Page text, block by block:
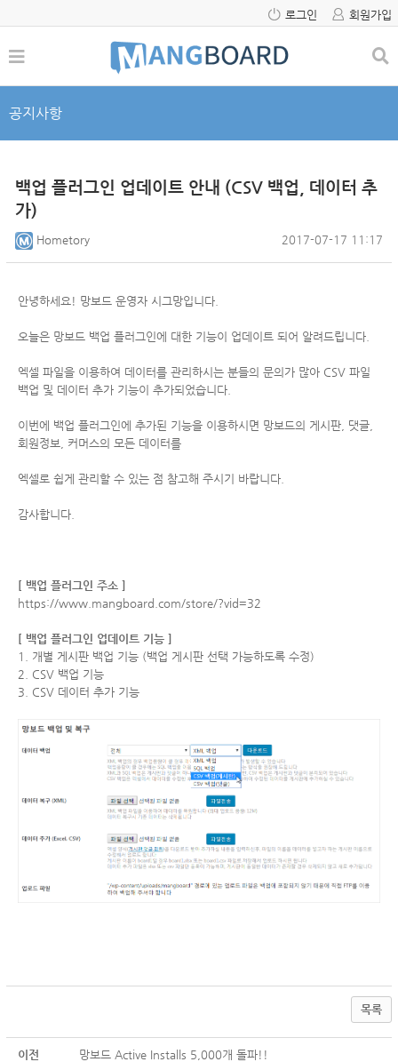
로그인 회원가입
공지사항
백업 플러그인 업데이트 안내 (CSV 백업, 데이터 추
가)
Hometory 2017-07-17 11:17
안녕하세요! 망보드 운영자 시그망입니다.
오늘은 망보드 백업 플러그인에 대한 기능이 업데이트 되어 알려드립니다.
엑셀 파일을 이용하여 데이터를 관리하시는 분들의 문의가 많아 CSV 파일
백업 및 데이터 추가 기능이 추가되었습니다.
이번에 백업 플러그인에 추가된 기능을 이용하시면 망보드의 게시판, 댓글,
회원정보, 커머스의 모든 데이터를
엑셀로 쉽게 관리할 수 있는 점 참고해 주시기 바랍니다.
감사합니다.
[ 백업 플러그인 주소 ]
https://www.mangboard.com/store/?vid=32
[ 백업 플러그인 업데이트 기능 ]
1. 개별 게시판 백업 기능 (백업 게시판 선택 가능하도록 수정)
2. CSV 백업 기능
3. CSV 데이터 추가 기능
목록
이전 망보드 Active Installs 5,000개 돌파!!